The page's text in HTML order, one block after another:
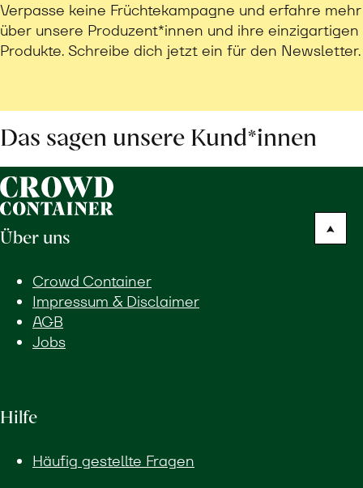
Verpasse keine Früchtekampagne und erfahre mehr
über unsere Produzent*innen und ihre einzigartigen
Produkte. Schreibe dich jetzt ein für den Newsletter.
Das sagen unsere Kund*innen
Über uns
Crowd Container
Impressum & Disclaimer
AGB
Jobs
Hilfe
Häufig gestellte Fragen